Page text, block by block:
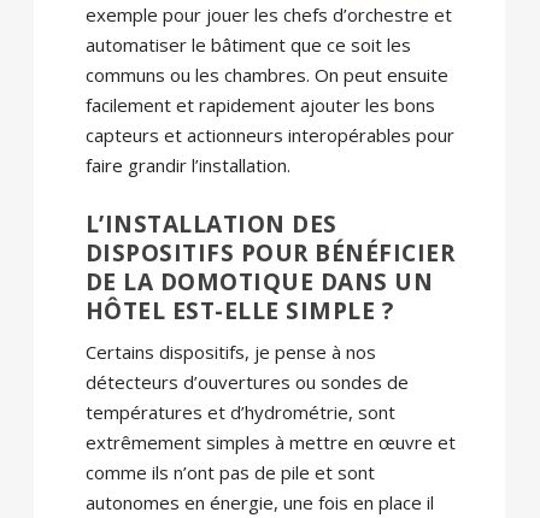
exemple pour jouer les chefs d’orchestre et
automatiser le bâtiment que ce soit les
communs ou les chambres. On peut ensuite
facilement et rapidement ajouter les bons
capteurs et actionneurs interopérables pour
faire grandir l’installation.
L’INSTALLATION DES
DISPOSITIFS POUR BÉNÉFICIER
DE LA DOMOTIQUE DANS UN
HÔTEL EST-ELLE SIMPLE ?
Certains dispositifs, je pense à nos
détecteurs d’ouvertures ou sondes de
températures et d’hydrométrie, sont
extrêmement simples à mettre en œuvre et
comme ils n’ont pas de pile et sont
autonomes en énergie, une fois en place il